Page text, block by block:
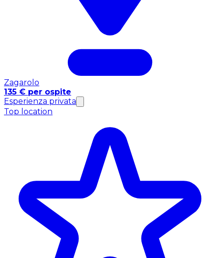
Zagarolo
135 € per ospite
Esperienza privata
Top location